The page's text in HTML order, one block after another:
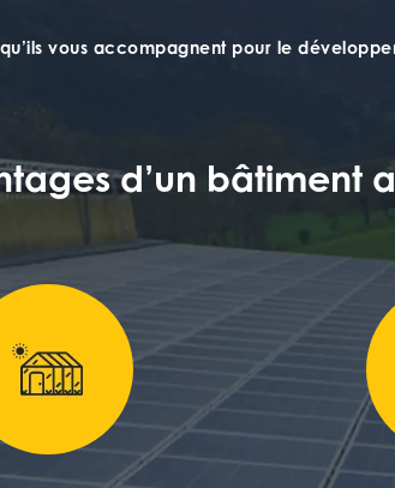
vous accompagnent pour le
d’un bâtiment